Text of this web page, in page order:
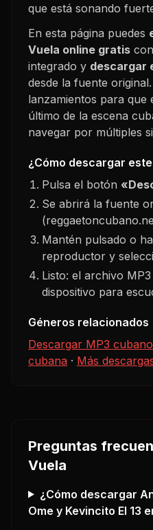
que está sonando
En esta página puedes
Vuela online gratis
integrado y descargar
desde la fuente
lanzamientos para que
último de la escena
navegar por múltiples
¿Cómo descargar este
Pulsa el botón
Se abrirá la fuente
Mantén pulsado o
reproductor y
Listo: el archivo
dispositivo para
Géneros relacionados
Descargar MP3 cubano
cubana · Más
Preguntas
Vuela
¿Cómo descargar
Ome y Kevincito El 13